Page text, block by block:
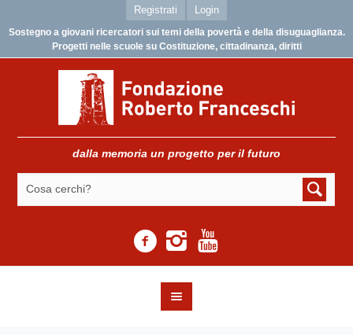
Registrati Login
Sostegno a giovani ricercatori sui temi della povertà e della disuguaglianza.
Progetti nelle scuole su Costituzione, cittadinanza, diritti
dalla memoria un progetto per il futuro